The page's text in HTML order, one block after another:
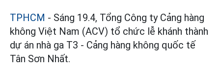
TPHCM - Sáng 19.4, Tổng Công ty Cảng hàng
không Việt Nam (ACV) tổ chức lễ khánh thành
dự án nhà ga T3 - Cảng hàng không quốc tế
Tân Sơn Nhất.